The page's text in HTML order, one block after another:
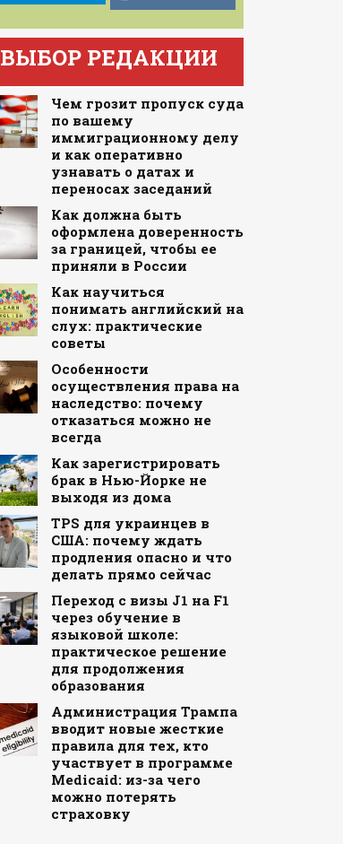
ВЫБОР РЕДАКЦИИ
Чем грозит пропуск суда
по вашему
иммиграционному делу
и как оперативно
узнавать о датах и
переносах заседаний
Как должна быть
оформлена доверенность
за границей, чтобы ее
приняли в России
Как научиться
понимать английский на
слух: практические
советы
Особенности
осуществления права на
наследство: почему
отказаться можно не
всегда
Как зарегистрировать
брак в Нью-Йорке не
выходя из дома
TPS для украинцев в
США: почему ждать
продления опасно и что
делать прямо сейчас
Переход с визы J1 на F1
через обучение в
языковой школе:
практическое решение
для продолжения
образования
Администрация Трампа
вводит новые жесткие
правила для тех, кто
участвует в программе
Medicaid: из-за чего
можно потерять
страховку